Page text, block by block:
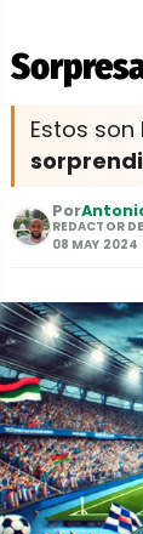
Estos
Por
REDACTOR
08 MAY 2024